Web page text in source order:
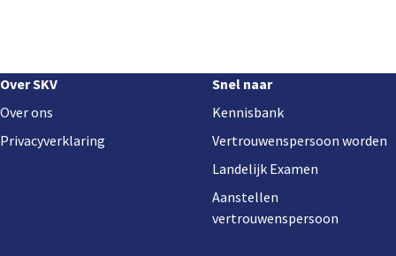
Footer
navigation
Over SKV
Over ons
Privacyverklaring
Snel naar
Kennisbank
Vertrouwenspersoon worden
Landelijk Examen
Aanstellen
vertrouwenspersoon